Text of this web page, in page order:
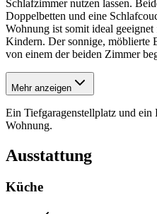
Schlafzimmer nutzen lassen.
Doppelbetten und eine
Wohnung ist somit ideal
Kindern. Der sonnige, möblierte
von einem der beiden Zimmer
Mehr anzeigen
Ein Tiefgaragenstellplatz und ein
Wohnung.
Ausstattung
Küche